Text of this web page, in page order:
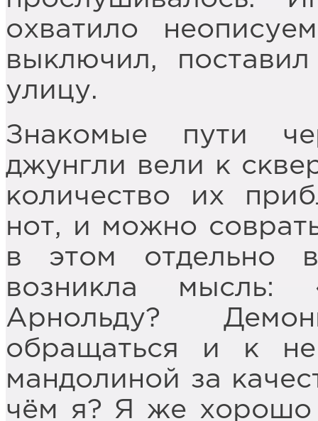
охватило
выключил,
улицу.
Знакомые пути
джунгли вели к
количество их
нот, и можно
в этом отдельно
возникла
Арнольду?
обращаться и к
мандолиной за
чём я? Я же хорошо